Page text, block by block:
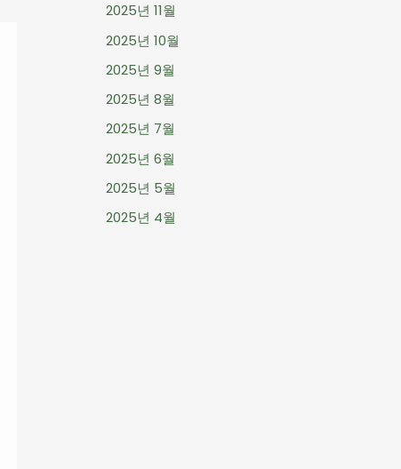
2025년 11월
2025년 10월
2025년 9월
2025년 8월
2025년 7월
2025년 6월
2025년 5월
2025년 4월